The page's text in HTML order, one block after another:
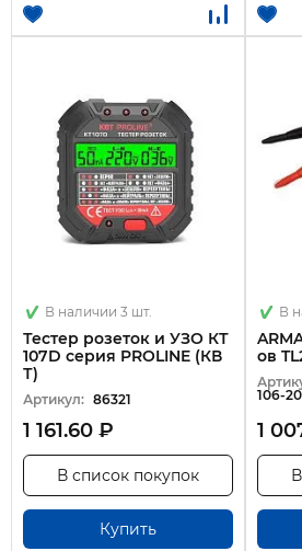
В наличии 3 шт.
Тестер розеток и УЗО КТ
107D серия PROLINE (КВ
Т)
Артикул: 86321
1 161.60 ₽
Купить
В список покупок
В
ов
106-20
1